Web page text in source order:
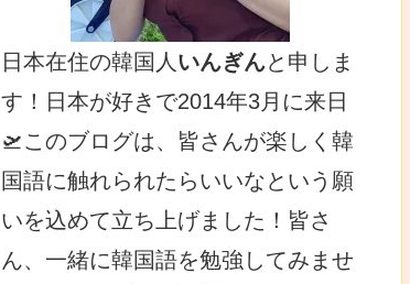
日本在住の韓国人 いんぎんと申しま
す！日本が好きで2014年3月に来日
🛫このブログは、皆さんが楽しく韓
国語に触れられたらいいなという願
いを込めて立ち上げました！皆さ
ん、一緒に韓国語を勉強してみませ